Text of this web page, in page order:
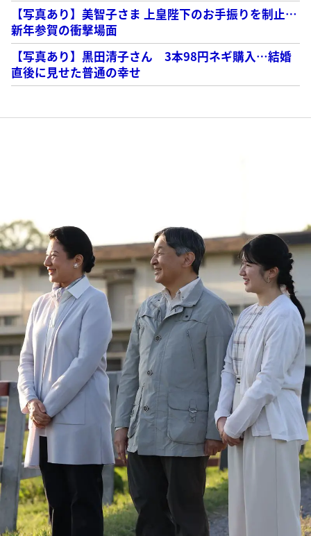
【写真あり】美智子さま 上皇陛下のお手振りを制止…
新年参賀の衝撃場面
【写真あり】黒田清子さん 3本98円ネギ購入…結婚
直後に見せた普通の幸せ